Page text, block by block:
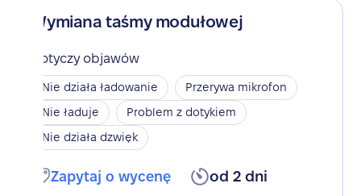
Wymiana taśmy modułowej
Dotyczy objawów
Nie działa ładowanie
Przerywa mikrofon
Nie ładuje
Problem z dotykiem
Nie działa dzwięk
Zapytaj o wycenę od 2 dni